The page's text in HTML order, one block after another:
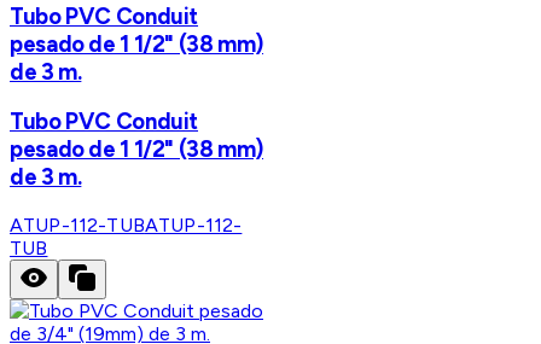
Tubo PVC Conduit
pesado de 1 1/2" (38 mm)
de 3 m.
Tubo PVC Conduit
pesado de 1 1/2" (38 mm)
de 3 m.
ATUP-112-TUBATUP-112-
TUB